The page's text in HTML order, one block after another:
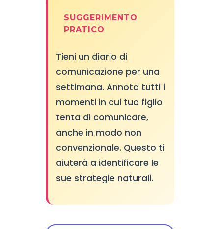
SUGGERIMENTO
PRATICO
Tieni un diario di
comunicazione per una
settimana. Annota tutti i
momenti in cui tuo figlio
tenta di comunicare,
anche in modo non
convenzionale. Questo ti
aiuterà a identificare le
sue strategie naturali.